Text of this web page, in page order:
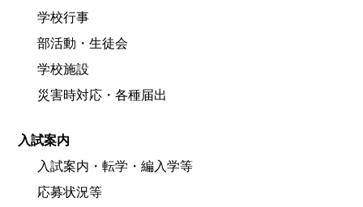
学校行事
部活動・生徒会
学校施設
災害時対応・各種届出
入試案内
入試案内・転学・編入学等
応募状況等